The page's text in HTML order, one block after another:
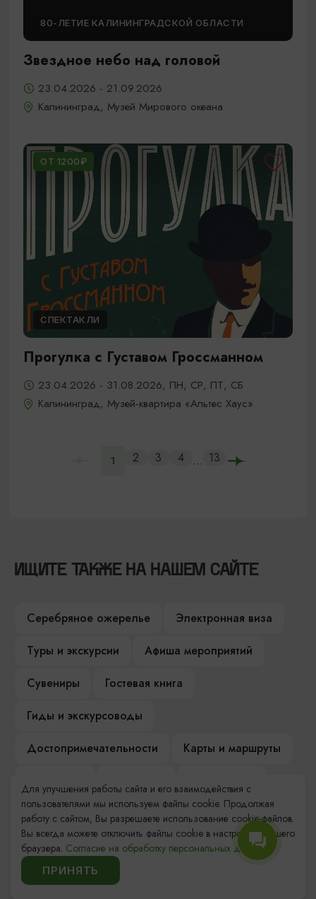
80-ЛЕТИЕ КАЛИНИНГРАДСКОЙ ОБЛАСТИ
Звездное небо над головой
23.04.2026 - 21.09.2026
Калининград, Музей Мирового океана
ОТ 1200₽
СПЕКТАКЛИ
Прогулка с Густавом Гроссманном
23.04.2026 - 31.08.2026, ПН, СР, ПТ, СБ
Калининград, Музей-квартира «Альтес Хаус»
1 2 3 4 ... 13
ИЩИТЕ ТАКЖЕ НА НАШЕМ САЙТЕ
Серебряное ожерелье
Электронная виза
Туры и экскурсии
Афиша мероприятий
Сувениры
Гостевая книга
Гиды и экскурсоводы
Достопримечательности
Карты и маршруты
Компас Балтийской кухни
Настоящий Калининградец
Музеи
Для улучшения работы сайта и его взаимодействия с
пользователями мы используем файлы cookie. Продолжая
работу с сайтом, Вы разрешаете использование cookie-файлов.
Вы всегда можете отключить файлы cookie в настройках Вашего
браузера. Согласие на обработку персональных данных.
ПРИНЯТЬ